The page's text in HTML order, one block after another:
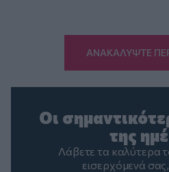
ΑΝΑΚΑΛΥΨΤΕ
Οι
της
Λάβετε τα καλύτερα
εισερχόμενά